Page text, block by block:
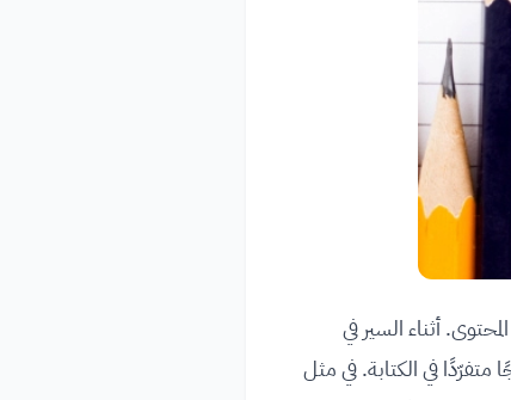
أثناء السير في
في الكتابة. في مثل